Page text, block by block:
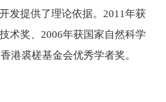
发提供了理论依据。2011年获
术奖、2006年获国家自然科学
港裘槎基金会优秀学者奖。